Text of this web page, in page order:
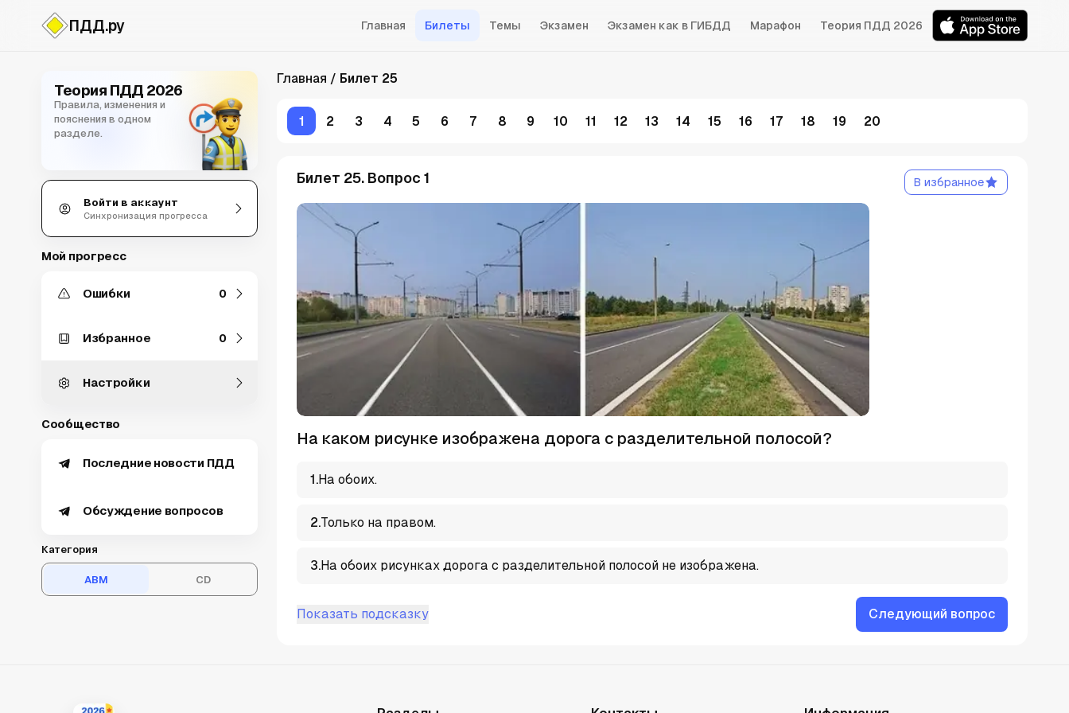
ПДД.ру
Билеты ПДД
Главная Билеты Темы Экзамен Экзамен как в ГИБДД Марафон Теория ПДД 2026
Теория ПДД 2026
Правила, изменения и
пояснения в одном
разделе.
Войти в аккаунт
Синхронизация прогресса
Мой прогресс
Ошибки 0
Избранное 0
Настройки
Сообщество
Последние новости ПДД
Обсуждение вопросов
Категория
ABM CD
Главная Билет 25
1 2 3 4 5 6 7 8 9 10 11 12 13 14 15 16 17 18 19 20
Билет 25. Вопрос 1 В избранное
На каком рисунке изображена дорога с разделительной полосой?
1 .На обоих.
2.Только на правом.
3.На обоих рисунках дорога с разделительной полосой не изображена.
Показать подсказку Следующий вопрос